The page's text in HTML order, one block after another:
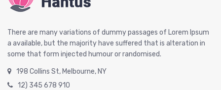
There are many variations of dummy passages of Lorem Ipsum
a available, but the majority have suffered that is alteration in
some that form injected humour or randomised.
198 Collins St, Melbourne, NY
12) 345 678 910